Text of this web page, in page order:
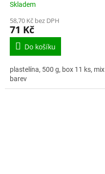
Skladem
58,70 Kč bez DPH
71 Kč
Do košíku
plastelína, 500 g, box 11 ks, mix
barev